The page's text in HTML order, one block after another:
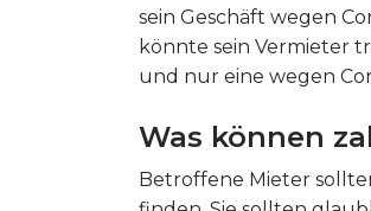
sein Geschäft wegen
könnte sein Vermieter
und nur eine wegen
Was können
Betroffene Mieter